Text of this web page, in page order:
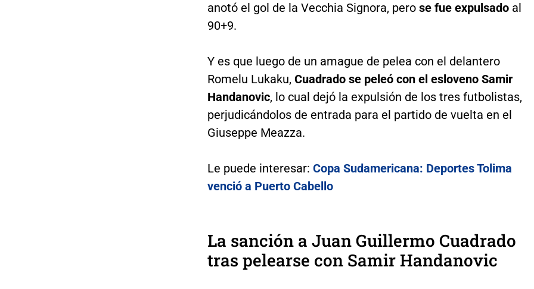
anotó el gol de la Vecchia Signora, pero se fue expulsado al
90+9.
Y es que luego de un amague de pelea con el delantero
Romelu Lukaku, Cuadrado se peleó con el esloveno Samir
Handanovic, lo cual dejó la expulsión de los tres futbolistas,
perjudicándolos de entrada para el partido de vuelta en el
Giuseppe Meazza.
Le puede interesar: Copa Sudamericana: Deportes Tolima
venció a Puerto Cabello
La sanción a Juan Guillermo Cuadrado
tras pelearse con Samir Handanovic